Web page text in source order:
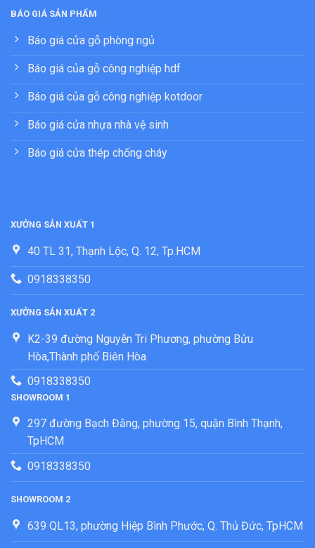
BÁO GIÁ SẢN PHẨM
Báo giá cửa gỗ phòng ngủ
Báo giá của gỗ công nghiệp hdf
Báo giá của gỗ công nghiệp kotdoor
Báo giá cửa nhựa nhà vệ sinh
Báo giá cửa thép chống cháy
XƯỞNG SẢN XUẤT 1
40 TL 31, Thạnh Lộc, Q. 12, Tp.HCM
0918338350
XƯỞNG SẢN XUẤT 2
K2-39 đường Nguyễn Tri Phương, phường Bửu
Hòa,Thành phố Biên Hòa
0918338350
SHOWROOM 1
297 đường Bạch Đằng, phường 15, quận Bình Thạnh,
TpHCM
0918338350
SHOWROOM 2
639 QL13, phường Hiệp Bình Phước, Q. Thủ Đức, TpHCM